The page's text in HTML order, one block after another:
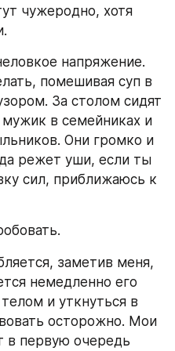
чужеродно, хотя
напряжение.
помешивая суп в
За столом сидят
в семейниках и
Они громко и
режет уши, если ты
сил, приближаюсь к
заметив меня,
немедленно его
и уткнуться в
осторожно. Мои
в первую очередь